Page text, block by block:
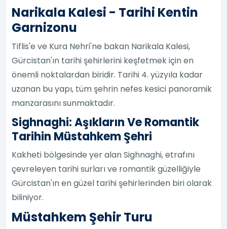
Narikala Kalesi - Tarihi Kentin
Garnizonu
Tiflis'e ve Kura Nehri'ne bakan Narikala Kalesi,
Gürcistan'ın tarihi şehirlerini keşfetmek için en
önemli noktalardan biridir. Tarihi 4. yüzyıla kadar
uzanan bu yapı, tüm şehrin nefes kesici panoramik
manzarasını sunmaktadır.
Sighnaghi: Aşıkların Ve Romantik
Tarihin Müstahkem Şehri
Kakheti bölgesinde yer alan Sighnaghi, etrafını
çevreleyen tarihi surları ve romantik güzelliğiyle
Gürcistan'ın en güzel tarihi şehirlerinden biri olarak
biliniyor.
Müstahkem Şehir Turu